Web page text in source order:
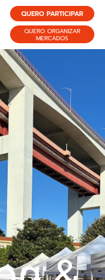
QUERO PARTICIPAR
QUERO ORGANIZAR
MERCADOS